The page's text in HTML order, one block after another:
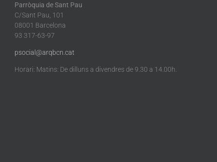
Parròquia de Sant Pau
C/Sant Pau, 101
08001 Barcelona
93 317-63-97
psocial@arqbcn.cat
Horari: Matins: De dilluns a divendres de 9.30 a 14.00h.